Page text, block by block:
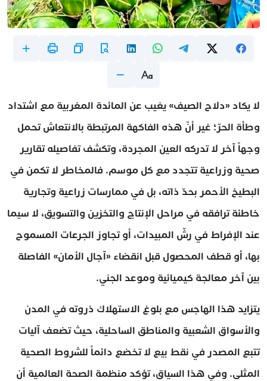
لا يكاد «دلاح الصيف» يغيب عن المائدة المغربية مع اشتداد
وطأة الحرّ؛ غير أنّ هذه الفاكهة المرتبطة بالانتعاش تحمل
وجهاً آخر لا تدركه العين المجردة، وتكشف تفاصيله تقارير
صحية وزراعية تتجدد مع كل موسم. فالمخاطر لا تكمن في
البطيخ الأحمر بحدّ ذاته، بل في ممارسات زراعية وتجارية
خاطئة ترافقه في مراحل الإنتاج والتخزين والتسويق، لا سيما
عند الإفراط في رشّ المبيدات، أو تجاوز الجرعات المسموح
بها، أو قطف المحصول قبل انقضاء «آجال الأمان» الفاصلة
بين آخر معالجة كيميائية وموعد الجني.
يتزايد هذا الهاجس مع بلوغ الاستهلاك ذروته في المدن
والأسواق الشعبية والمناطق الساحلية، حيث تضعف آليات
تتبع المصدر في نقط بيع لا تخضع دائماً للشروط الصحية
المثلى. وفي هذا السياق، تؤكد منظمة الصحة العالمية أن